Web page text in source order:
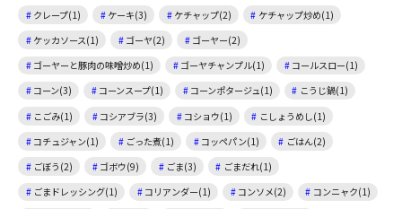
クレープ(1)
ケーキ(3) ケチャップ(2)
ケチャップ炒め(1)
ケッカソース(1)
ゴーヤ(2)
ゴーヤー(2)
ゴーヤーと豚肉の味噌炒め(1)
ゴーヤチャンプル(1)
コールスロー(1)
コーン(3)
コーンスープ(1) コーンポタージュ(1)
こうじ鍋(1)
こごみ(1)
コシアブラ(3) コショウ(1)
こしょうめし(1)
コチュジャン(1)
ごった煮(1) コッペパン(1)
ごはん(2)
ごぼう(2)
ゴボウ(9) ごま(3)
ごまだれ(1)
ごまドレッシング(1)
コリアンダー(1) コンソメ(2)
コンニャク(1)